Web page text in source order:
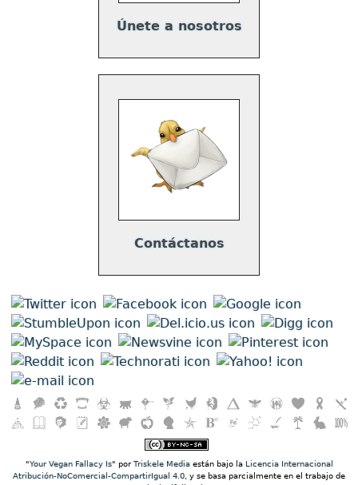
Únete a nosotros
Contáctanos
"Your Vegan Fallacy Is" porTriskele Mediaestán bajo la Licencia Internacional
Atribución-NoComercial-CompartirIgual 4.0 , y se basa parcialmente en el trabajo de